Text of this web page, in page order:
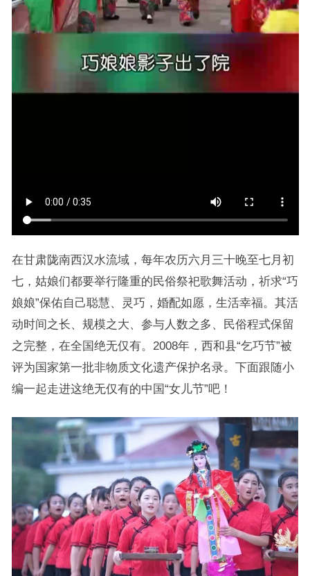
在甘肃陇南西汉水流域，每年农历六月三十晚至七月初
七，姑娘们都要举行隆重的民俗祭祀歌舞活动，祈求“巧
娘娘”保佑自己聪慧、灵巧，婚配如愿，生活幸福。其活
动时间之长、规模之大、参与人数之多、民俗程式保留
之完整，在全国绝无仅有。2008年，西和县“乞巧节”被
评为国家第一批非物质文化遗产保护名录。下面跟随小
编一起走进这绝无仅有的中国“女儿节”吧！